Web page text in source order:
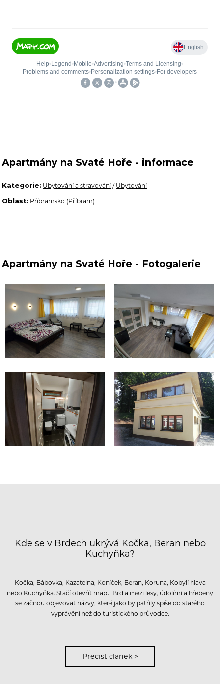
Apartmány na Svaté Hoře - informace
Kategorie: Ubytování a stravování/ Ubytování
Oblast: Příbramsko (Příbram)
Apartmány na Svaté Hoře - Fotogalerie
Kde se v Brdech ukrývá Kočka, Beran nebo
Kuchyňka?
Kočka, Bábovka, Kazatelna, Koníček, Beran, Koruna, Kobylí hlava
nebo Kuchyňka. Stačí otevřít mapu Brd a mezi lesy, údolími a hřebeny
se začnou objevovat názvy, které jako by patřily spíše do starého
vyprávění než do turistického průvodce.
Přečíst článek >